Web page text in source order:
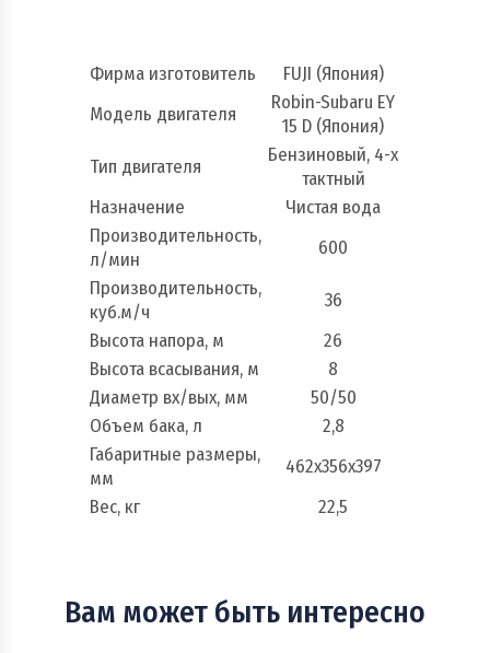
Фирма изготовитель
FUJI (Япония)
Модель двигателя
Robin-Subaru EY
15 D (Япония)
Тип двигателя
Бензиновый, 4-х
тактный
Назначение
Чистая вода
Производительность,
л/мин
600
Производительность,
куб.м/ч
36
Высота напора, м
26
Высота всасывания, м
8
Диаметр вх/вых, мм
50/50
Объем бака, л
2,8
Габаритные размеры,
мм
462х356х397
Вес, кг
22,5
Вам может быть интересно